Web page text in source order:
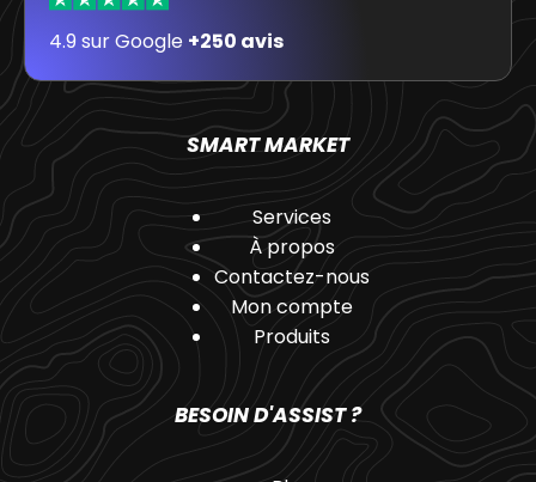
4.9 sur Google +250 avis
SMART MARKET
Services
À propos
Contactez-nous
Mon compte
Produits
BESOIN D'ASSIST ?